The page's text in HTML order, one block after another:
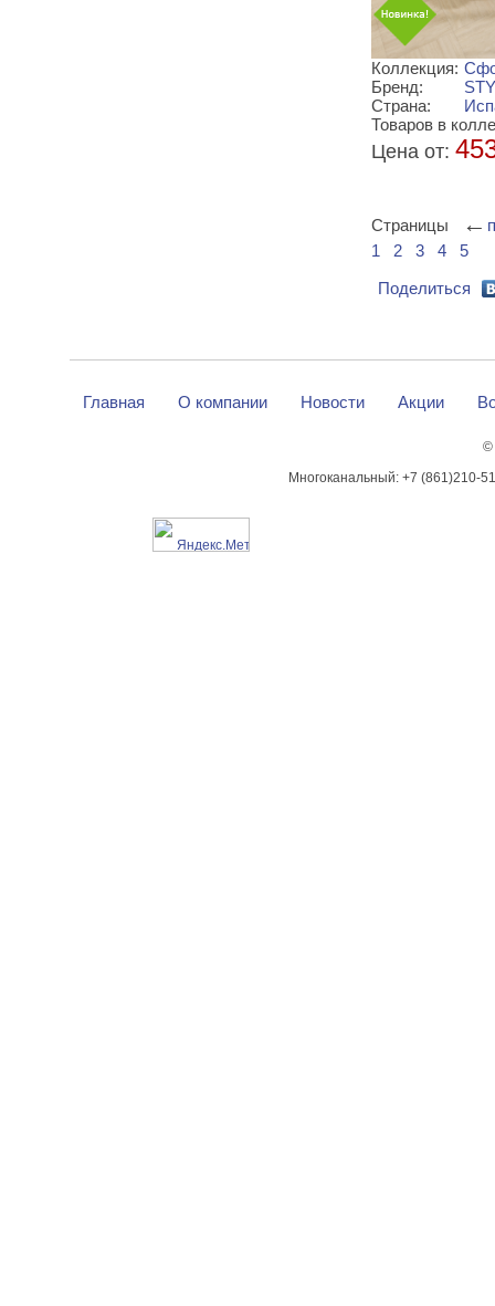
Коллекция:
Бренд:
Страна:
Товаров в
Цена от:
Страницы
1
2 3 4 5
Поделиться
Главная О компании Новости Акции
©
Многоканальный: +7 (861)210-